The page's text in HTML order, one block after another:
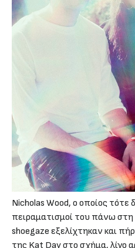
Nicholas Wood, ο οποίος τότε
πειραματισμοί του πάνω στη
shoegaze εξελίχτηκαν και
της Kat Day στο σχήμα, λίγο